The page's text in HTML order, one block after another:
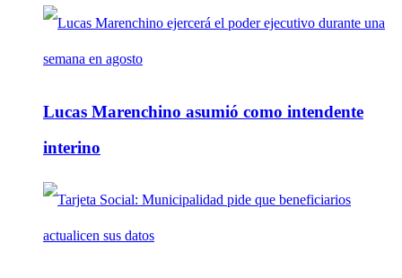
Lucas Marenchino asumió como intendente
interino